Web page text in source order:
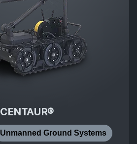
CENTAUR®
Unmanned Ground Systems